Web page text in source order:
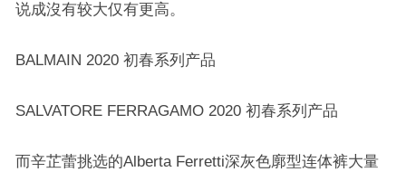
说成沒有较大仅有更高。
BALMAIN 2020 初春系列产品
SALVATORE FERRAGAMO 2020 初春系列产品
而辛芷蕾挑选的Alberta Ferretti深灰色廓型连体裤大量